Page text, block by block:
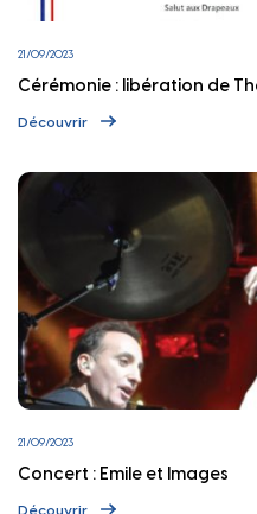
21/09/2023
Cérémonie : libération de
Découvrir
21/09/2023
Concert : Emile et Images
Découvrir